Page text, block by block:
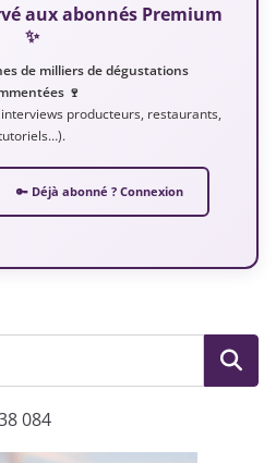
aux abonnés Premium
✨
de milliers de dégustations
🍷
producteurs, restaurants,
🔑 Déjà abonné ? Connexion
084